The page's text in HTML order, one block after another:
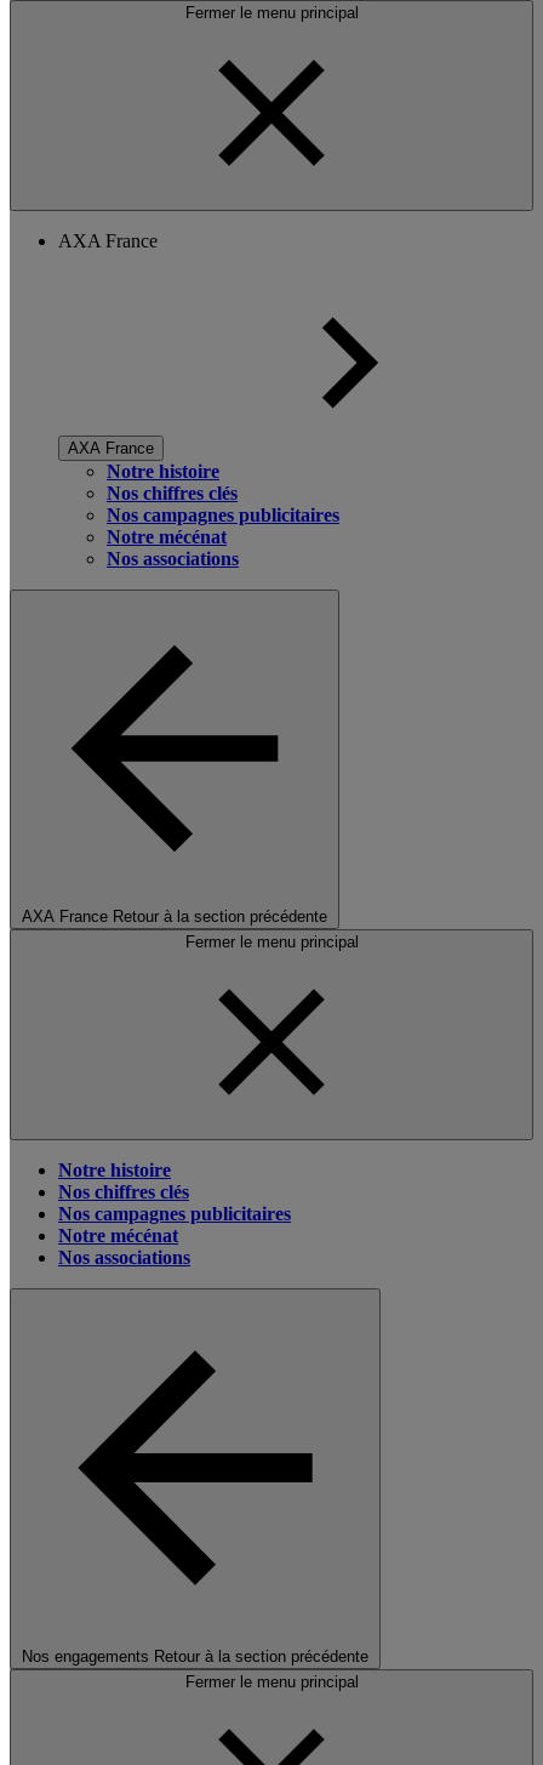
Fermer le menu principal
AXA France
AXA France
Notre histoire
Nos chiffres clés
Nos campagnes publicitaires
Notre mécénat
Nos associations
AXA France Retour à la section précédente
Fermer le menu principal
Notre histoire
Nos chiffres clés
Nos campagnes publicitaires
Notre mécénat
Nos associations
Nos engagements Retour à la section précédente
Fermer le menu principal